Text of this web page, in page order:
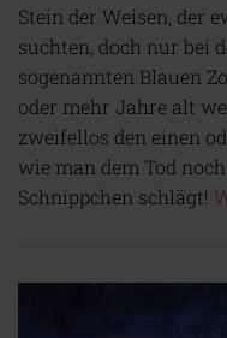
Stein der Weisen, der
suchten, doch nur bei
sogenannten Blauen
oder mehr Jahre alt
zweifellos den einen
wie man dem Tod
Schnippchen schlägt!